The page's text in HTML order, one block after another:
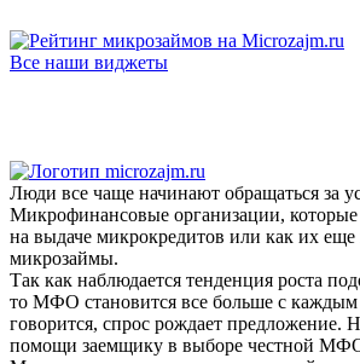
Все наши виджеты
Люди все чаще начинают обращаться за
Микрофинансовые организации,
на выдаче микрокредитов или как их
микрозаймы.
Так как наблюдается тенденция роста
то МФО становится все больше с каждым
говорится, спрос рождает предложение.
помощи заемщику в выборе честной